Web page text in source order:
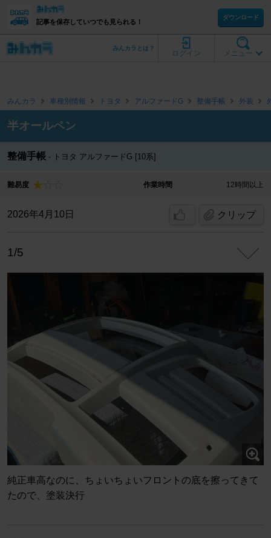
記事を保存していつでも見られる！
ダウンロード
メニュー
ログイン
みんカラとは？
みんカラ 車種別情報 トヨタ アルファードG 整備手帳 外装
半オールペン
整備手帳 トヨタ アルファードG [10系]
難易度 作業時間 12時間以上
2026年4月10日 クリップ
1/5
純正車高なのに、ちょいちょいフロントの底を擦ってきて
たので、塗装決行